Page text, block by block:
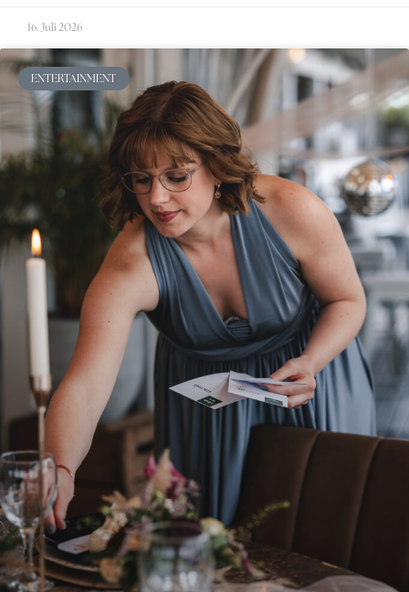
16. Juli 2026
ENTERTAINMENT